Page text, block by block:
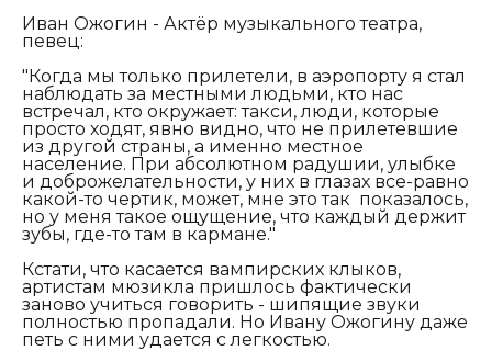
Иван Ожогин - Актёр музыкального театра,
певец:
"Когда мы только прилетели, в аэропорту я стал
наблюдать за местными людьми, кто нас
встречал, кто окружает: такси, люди, которые
просто ходят, явно видно, что не прилетевшие
из другой страны, а именно местное
население. При абсолютном радушии, улыбке
и доброжелательности, у них в глазах все-равно
какой-то чертик, может, мне это так показалось,
но у меня такое ощущение, что каждый держит
зубы, где-то там в кармане."
Кстати, что касается вампирских клыков,
артистам мюзикла пришлось фактически
заново учиться говорить - шипящие звуки
полностью пропадали. Но Ивану Ожогину даже
петь с ними удается с легкостью.